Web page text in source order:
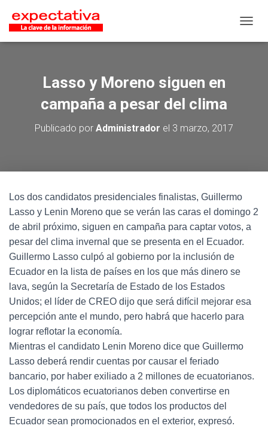
Lasso y Moreno siguen en
campaña a pesar del clima
Publicado por Administrador el 3 marzo, 2017
Los dos candidatos presidenciales finalistas, Guillermo
Lasso y Lenin Moreno que se verán las caras el domingo 2
de abril próximo, siguen en campaña para captar votos, a
pesar del clima invernal que se presenta en el Ecuador.
Guillermo Lasso culpó al gobierno por la inclusión de
Ecuador en la lista de países en los que más dinero se
lava, según la Secretaría de Estado de los Estados
Unidos; el líder de CREO dijo que será difícil mejorar esa
percepción ante el mundo, pero habrá que hacerlo para
lograr reflotar la economía.
Mientras el candidato Lenin Moreno dice que Guillermo
Lasso deberá rendir cuentas por causar el feriado
bancario, por haber exiliado a 2 millones de ecuatorianos.
Los diplomáticos ecuatorianos deben convertirse en
vendedores de su país, que todos los productos del
Ecuador sean promocionados en el exterior, expresó.